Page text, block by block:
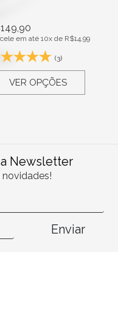
149,90
em até 10x de R$14,99
(3)
VER OPÇÕES
Newsletter
novidades!
Enviar